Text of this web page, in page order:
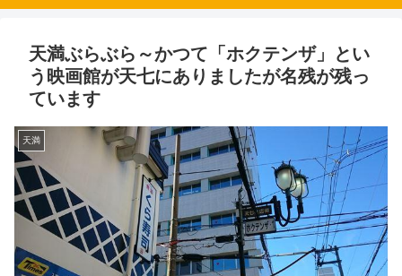
天満ぶらぶら～かつて「ホクテンザ」とい
う映画館が天七にありましたが名残が残っ
ています
天満